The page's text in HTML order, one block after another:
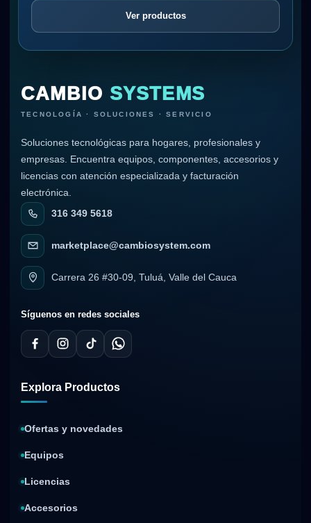
Ver productos
CAMBIO SYSTEMS
TECNOLOGÍA · SOLUCIONES · SERVICIO
Soluciones tecnológicas para hogares, profesionales y
empresas. Encuentra equipos, componentes, accesorios y
licencias con atención especializada y facturación
electrónica.
316 349 5618
marketplace@cambiosystem.com
Carrera 26 #30-09, Tuluá, Valle del Cauca
Síguenos en redes sociales
Explora Productos
Ofertas y novedades
Equipos
Licencias
Accesorios